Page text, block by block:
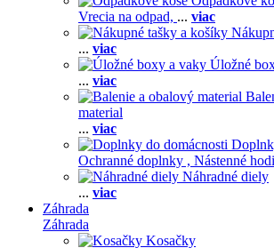
Vrecia na odpad, ... viac
... viac
Úložné
... viac
material
... viac
Ochranné doplnky , Nástenné
Náhradné diely
... viac
Záhrada
Záhrada
Kosačky